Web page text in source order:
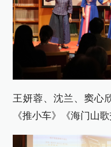
王妍蓉、沈兰、窦心
《推小车》《海门山歌